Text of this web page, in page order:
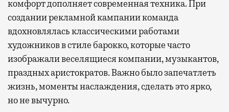
комфорт дополняет современная техника. При
создании рекламной кампании команда
вдохновлялась классическими работами
художников в стиле барокко, которые часто
изображали веселящиеся компании, музыкантов,
праздных аристократов. Важно было запечатлеть
жизнь, моменты наслаждения, сделать это ярко,
но не вычурно.